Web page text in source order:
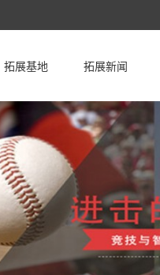
拓展基地 拓展新闻